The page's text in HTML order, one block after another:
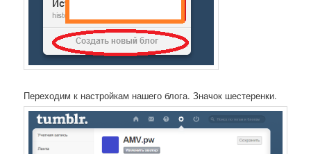
Переходим к настройкам нашего блога. Значок шестеренки.